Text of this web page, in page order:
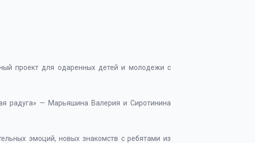
проект для одаренных детей и молодежи с
радуга» — Марьяшина Валерия и Сиротинина
эмоций, новых знакомств с ребятами из